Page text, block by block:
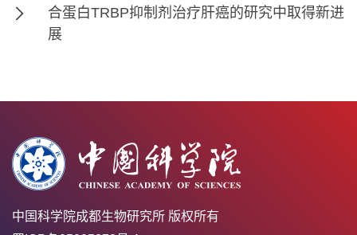
合蛋白TRBP抑制剂治疗肝癌的研究中取得新进
展
中国科学院成都生物研究所 版权所有